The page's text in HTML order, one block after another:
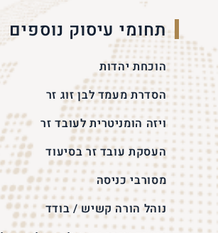
תחומי עיסוק נוספים
הוכחת יהדות
הסדרת מעמד לבן זוג זר
ויזה הומניטרית לעובד זר
העסקת עובד זר בסיעוד
מסורבי כניסה
נוהל הורה קשיש / בודד